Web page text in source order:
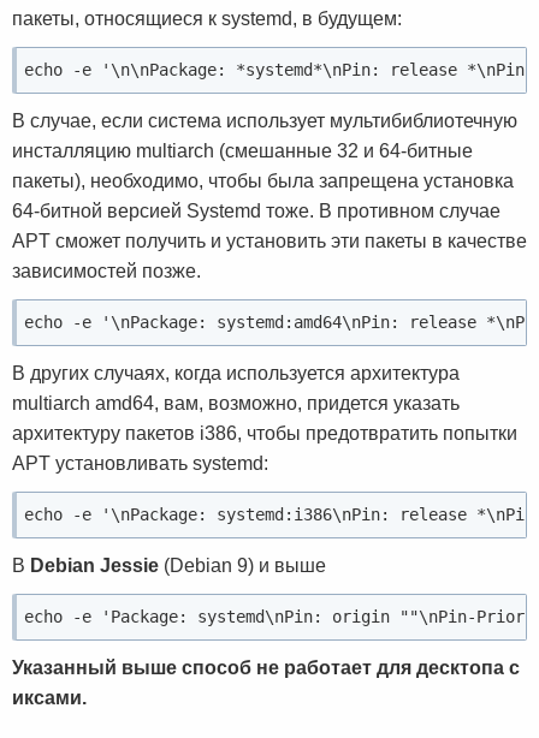
пакеты, относящиеся к systemd, в будущем:
echo -e '\n\nPackage: *systemd*\nPin: release
В случае, если система использует мультибиблиотечную
инсталляцию multiarch (смешанные 32 и 64-битные
пакеты), необходимо, чтобы была запрещена установка
64-битной версией Systemd тоже. В противном случае
APT сможет получить и установить эти пакеты в качестве
зависимостей позже.
echo -e '\nPackage: systemd:amd64\nPin: release
В других случаях, когда используется архитектура
multiarch amd64, вам, возможно, придется указать
архитектуру пакетов i386, чтобы предотвратить попытки
APT установливать systemd:
echo -e '\nPackage: systemd:i386\nPin: release
В Debian Jessie (Debian 9) и выше
echo -e 'Package: systemd\nPin: origin ""\nPin-
Указанный выше способ не работает для десктопа с
иксами.